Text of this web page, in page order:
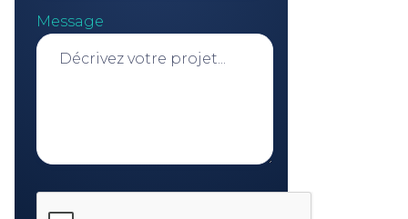
Message